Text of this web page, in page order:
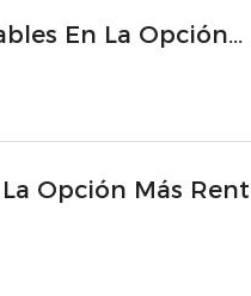
En La Opción
Opción Más